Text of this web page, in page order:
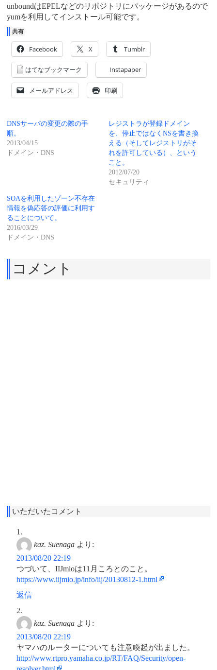
unboundはEPELなどのリポジトリにパッケージがあるので
yumを利用してインストール可能です。
共有
Facebook X Tumblr
はてなブックマーク Instapaper
メールアドレス 印刷
DNSサーバの変更の際の手
順。
2013/04/15
ドメイン・DNS
レジストラが登録ドメイン
を、停止ではなくNSを書き換
える（そしてレジストリがそ
れを許可している）、という
こと。
2012/07/20
セキュリティ
SOAを利用したゾーン不存在
情報を偽応答の評価に利用す
ることについて。
2016/03/29
ドメイン・DNS
コメント
いただいたコメント
kaz. Suenaga より:
2013/08/20 22:19
つづいて、IIJmioは11月ころとのこと。
https://www.iijmio.jp/info/iij/20130812-1.html
返信
kaz. Suenaga より:
2013/08/20 22:19
ヤマハのルーターについても注意喚起が出ました。
http://www.rtpro.yamaha.co.jp/RT/FAQ/Security/open-